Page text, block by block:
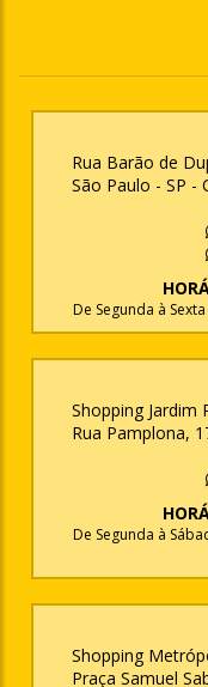
Rua Barão de
São Paulo - SP -
De Segunda à
Shopping Jardim
Rua Pamplona,
De Segunda à
Shopping
Praça Samuel